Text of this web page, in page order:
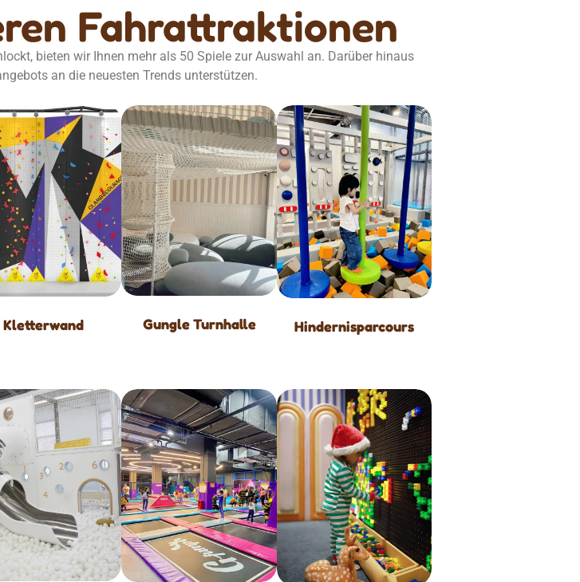
Fahrattraktionen
bieten wir Ihnen mehr als 50 Spiele zur Auswahl an. Darüber hinaus
an die neuesten Trends unterstützen.
Kletterwand Gungle Turnhalle Hindernisparcours